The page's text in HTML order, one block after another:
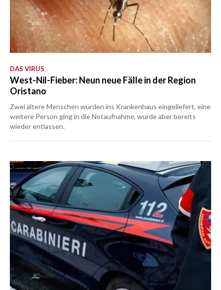
DAS VIRUS
West-Nil-Fieber: Neun neue Fälle in der Region
Oristano
Zwei ältere Menschen wurden ins Krankenhaus eingeliefert, eine
weitere Person ging in die Notaufnahme, wurde aber bereits
wieder entlassen.